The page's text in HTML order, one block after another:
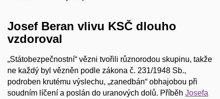
Josef Beran vlivu KSČ dlouho
vzdoroval
„Státobezpečnostní“ vězni tvořili různorodou skupinu, takže
ne každý byl vězněn podle zákona č. 231/1948 Sb.,
podroben krutému výslechu, „zanedbán“ obhajobou při
soudním líčení a poslán do uranových dolů. Příběh Josefa